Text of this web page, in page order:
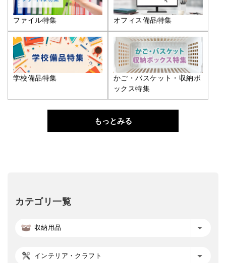
ファイル特集 オフィス備品特集
学校備品特集
かご・バスケット・収納ボ
ックス特集
もっとみる
カテゴリ一覧
収納用品
インテリア・クラフト